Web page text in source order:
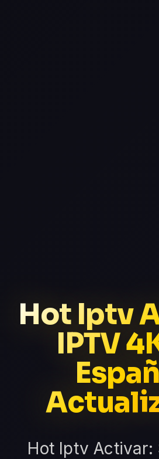
Hot Iptv
IPTV
Hot Iptv Activar: